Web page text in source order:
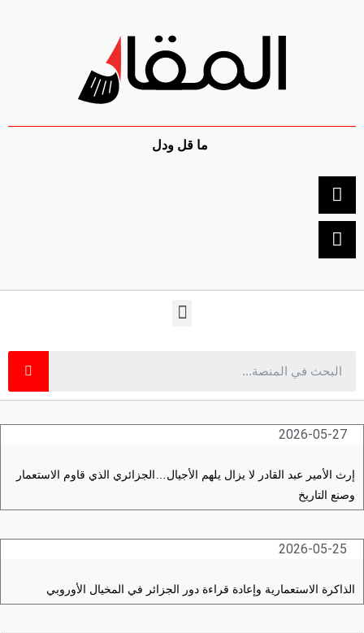
ما قل ودل
2026-05-27
إرث الأمير عبد القادر لا يزال يلهم الأجيال…الجزائري الذي قاوم الاستعمار
وصنع التاريخ
2026-05-25
الذاكرة الاستعمارية وإعادة قراءة دور الجزائر في المخيال الأوروبي